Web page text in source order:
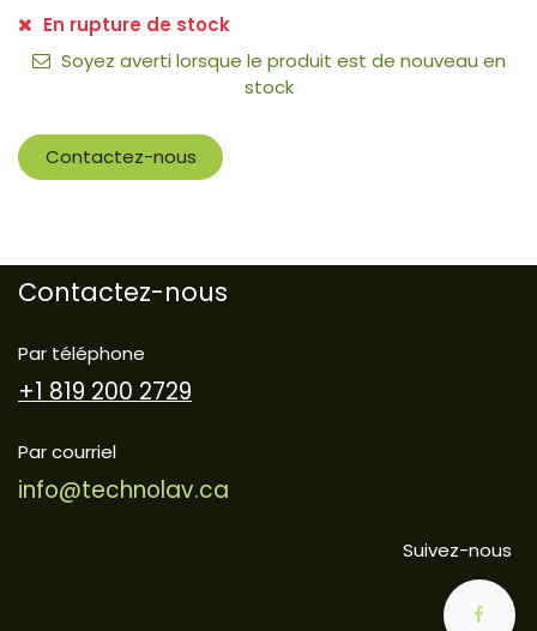
En rupture de stock
Soyez averti lorsque le produit est de nouveau en
stock
Contactez-nous
Contactez-nous
Par téléphone
+1 819 200 2729
Par courriel
info@technolav.ca
Suivez-nous